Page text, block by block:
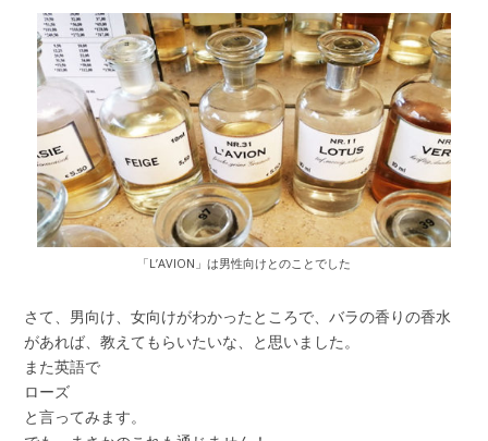
「L’AVION」は男性向けとのことでした
さて、男向け、女向けがわかったところで、バラの香りの香水
があれば、教えてもらいたいな、と思いました。
また英語で
ローズ
と言ってみます。